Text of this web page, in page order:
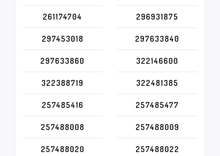
261174704 296931875
297453018 297633840
297633860 322146600
322388719 322481385
257485416 257485477
257488008 257488009
257488020 257488022